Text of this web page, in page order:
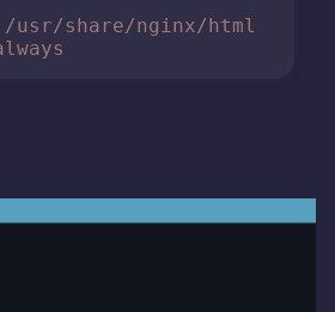
usr/share/nginx/html